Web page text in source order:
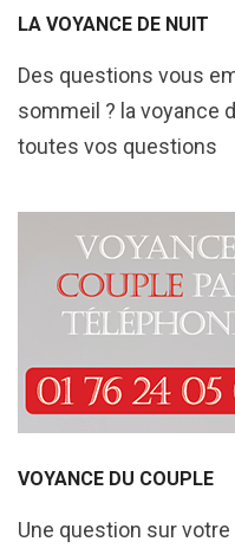
LA VOYANCE DE NUIT
Des questions vous
sommeil ? la voyance
toutes vos questions
VOYANCE DU COUPLE
Une question sur